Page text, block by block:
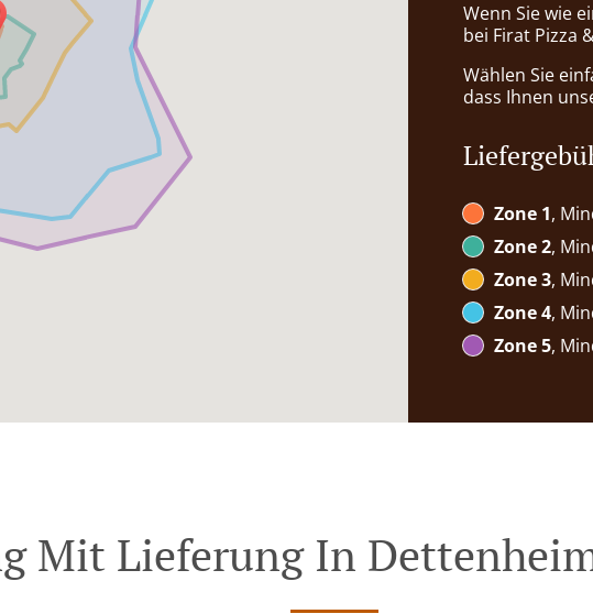
Wenn Sie wie
bei Firat Pizza
Wählen Sie
dass Ihnen
Zone 1,
Zone 2,
Zone 3,
Zone 4,
Zone 5,
Mit Lieferung In